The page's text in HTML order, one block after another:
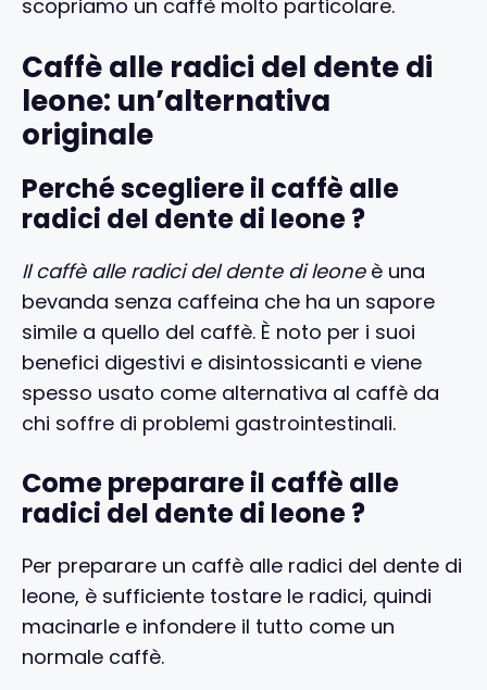
scopriamo un caffè molto particolare.
Caffè alle radici del dente di
leone: un’alternativa
originale
Perché scegliere il caffè alle
radici del dente di leone ?
Il caffè alle radici del dente di leoneè una
bevanda senza caffeina che ha un sapore
simile a quello del caffè. È noto per i suoi
benefici digestivi e disintossicanti e viene
spesso usato come alternativa al caffè da
chi soffre di problemi gastrointestinali.
Come preparare il caffè alle
radici del dente di leone ?
Per preparare un caffè alle radici del dente di
leone, è sufficiente tostare le radici, quindi
macinarle e infondere il tutto come un
normale caffè.